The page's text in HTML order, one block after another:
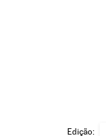
Edição: